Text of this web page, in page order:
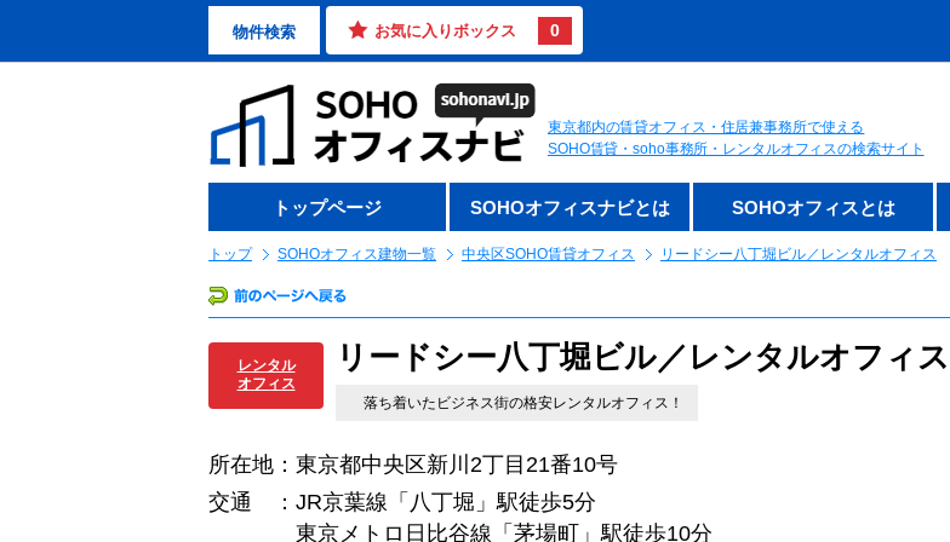
物件検索 お気に入りボックス 0
東京都内の賃貸オフィス・住居兼事務所で使える
SOHO賃貸・soho事務所・レンタルオフィスの検索サイト
トップページ SOHOオフィスナビとは SOHOオフィスとは
トップ SOHOオフィス建物一覧 中央区SOHO賃貸オフィス リードシー八丁堀ビル／レンタルオフィス
レンタル
オフィス
リードシー八丁堀ビル／レンタルオフィス
落ち着いたビジネス街の格安レンタルオフィス！
所在地：東京都中央区新川2丁目21番10号
交通 ：JR京葉線「八丁堀」駅徒歩5分
東京メトロ日比谷線「茅場町」駅徒歩10分